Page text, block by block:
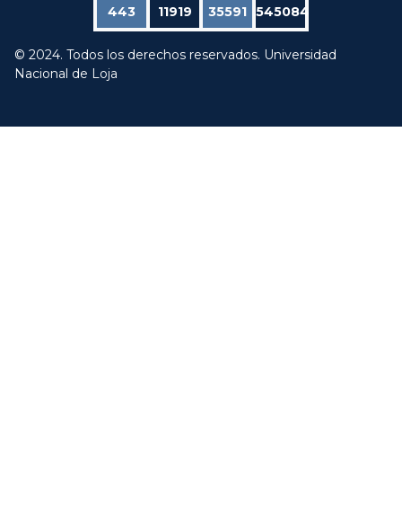
443 11919 35591 545084
© 2024. Todos los derechos reservados. Universidad
Nacional de Loja